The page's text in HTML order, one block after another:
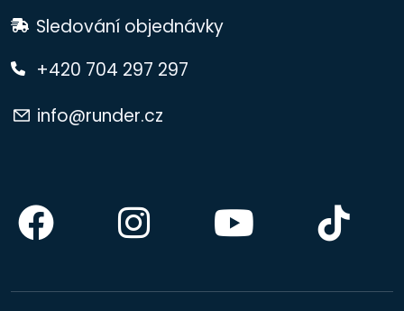
Sledování objednávky
+420 704 297 297
info@runder.cz